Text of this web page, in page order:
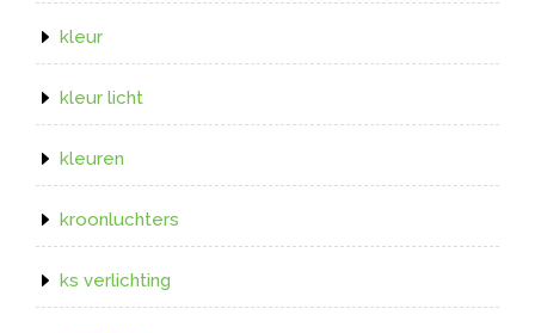
kleur
kleur licht
kleuren
kroonluchters
ks verlichting